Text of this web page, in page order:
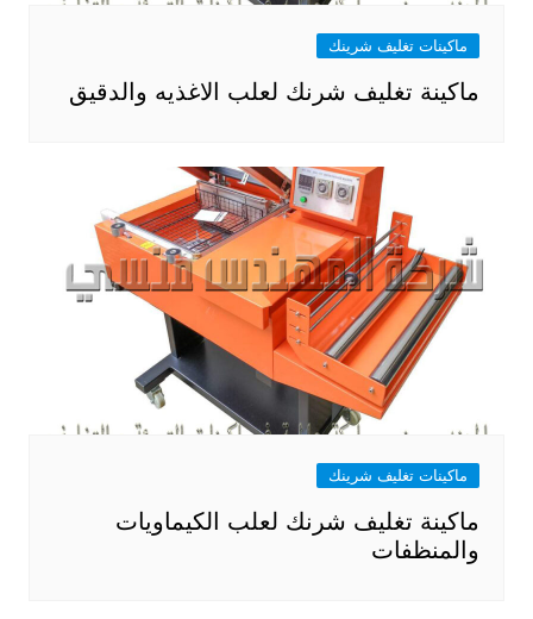
ماكينات تغليف شرينك
ماكينة تغليف شرنك لعلب الاغذيه والدقيق
ماكينات تغليف شرينك
ماكينة تغليف شرنك لعلب الكيماويات
والمنظفات